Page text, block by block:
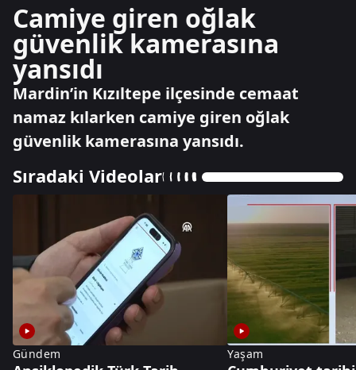
Camiye giren oğlak
güvenlik kamerasına
yansıdı
Mardin’in Kızıltepe ilçesinde cemaat
namaz kılarken camiye giren oğlak
güvenlik kamerasına yansıdı.
Sıradaki Videolar
Gündem Yaşam